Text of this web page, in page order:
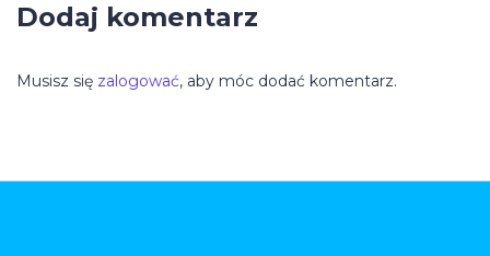
Dodaj komentarz
Musisz się zalogować, aby móc dodać komentarz.